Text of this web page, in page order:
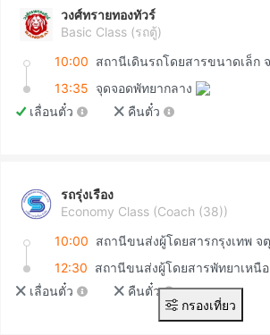
วงศ์ทรายทองทัวร์
Basic Class (รถตู้)
10:00
13:35 จุดจอดพัทยากลาง
เลื่อนตั๋ว
คืนตั๋ว
รถรุ่งเรือง
Economy Class (Coach (38))
10:00
12:30 สถานีขนส่งผู้โดยสารพัทยาเหนือ
เลื่อนตั๋ว
คืนตั๋ว
กรองเที่ยว